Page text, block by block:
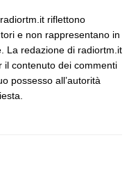
riflettono
e non rappresentano in
La redazione di radiortm.it
il contenuto dei commenti
possesso all’autorità